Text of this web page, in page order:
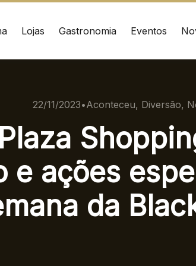
Lojas Gastronomia Eventos
Adenauer, 370
Uber
(41)
22/11/2023•Aconteceu, Diversão,
e ações
da